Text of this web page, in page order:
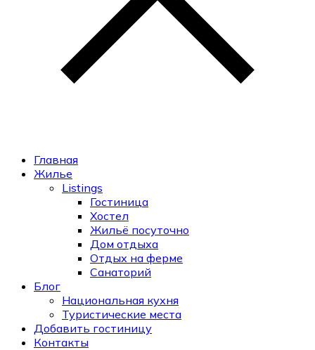
Главная
Жилье
Listings
Гостиница
Хостел
Жильё посуточно
Дом отдыха
Отдых на ферме
Санаторий
Блог
Национальная кухня
Туристические места
Добавить гостиницу
Контакты